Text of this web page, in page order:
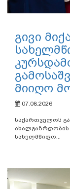
გივი
მიიღო
07.08.2026
საქართველოს
ახალგაზრდობის
სახელმწიფო...